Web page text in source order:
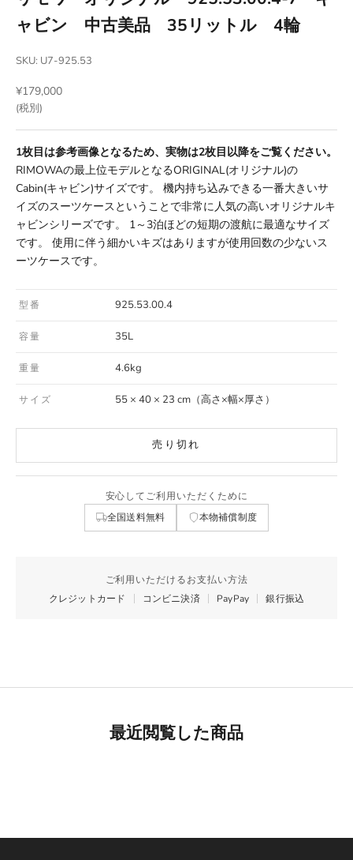
ャビン 中古美品 35リットル 4輪
SKU: U7-925.53
セール価格
¥179,000
(税別)
1枚目は参考画像となるため、実物は2枚目以降をご覧ください。
RIMOWAの最上位モデルとなるORIGINAL(オリジナル)の
Cabin(キャビン)サイズです。 機内持ち込みできる一番大きいサ
イズのスーツケースということで非常に人気の高いオリジナルキ
ャビンシリーズです。 1～3泊ほどの短期の渡航に最適なサイズ
です。 使用に伴う細かいキズはありますが使用回数の少ないス
ーツケースです。
型番 925.53.00.4
容量 35L
重量 4.6kg
サイズ 55 × 40 × 23 cm（高さ×幅×厚さ）
売り切れ
安心してご利用いただくために
全国送料無料 本物補償制度
ご利用いただけるお支払い方法
クレジットカード
コンビニ決済 PayPay 銀行振込
最近閲覧した商品